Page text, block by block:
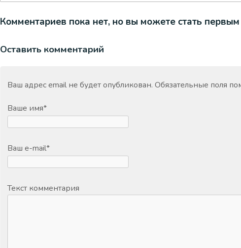
Комментариев пока нет, но вы можете стать первым
Оставить комментарий
Ваш адрес email не будет опубликован. Обязательные поля
Ваше имя*
Ваш e-mail*
Текст комментария